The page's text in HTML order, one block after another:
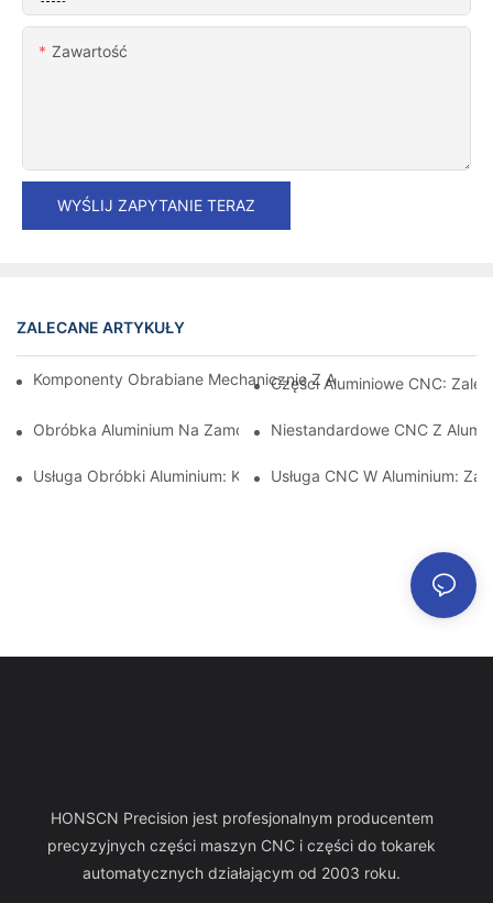
Zawartość
WYŚLIJ ZAPYTANIE TERAZ
ZALECANE ARTYKUŁY
Komponenty Obrabiane Mechanicznie Z Aluminium:
Części Aluminiowe CNC:
Obróbka Aluminium Na Zamówienie: Odkrywanie Najnowszych
Niestandardowe CNC Z
Usługa Obróbki Aluminium: Kompleksowe Zarządzanie
Usługa CNC W Aluminium:
HONSCN Precision jest profesjonalnym producentem
precyzyjnych części maszyn CNC i części do tokarek
automatycznych działającym od 2003 roku.